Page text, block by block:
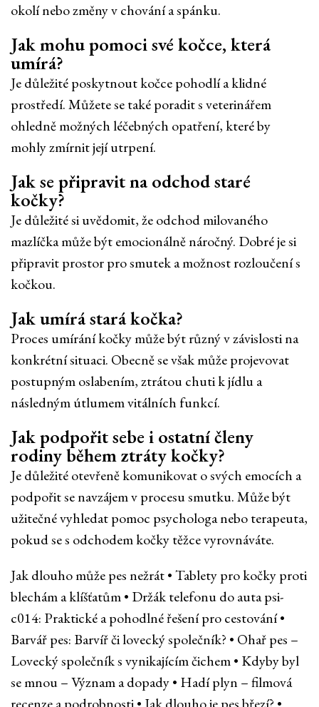
okolí nebo změny v chování a spánku.
Jak mohu pomoci své kočce, která
umírá?
Je důležité poskytnout kočce pohodlí a klidné
prostředí. Můžete se také poradit s veterinářem
ohledně možných léčebných opatření, které by
mohly zmírnit její utrpení.
Jak se připravit na odchod staré
kočky?
Je důležité si uvědomit, že odchod milovaného
mazlíčka může být emocionálně náročný. Dobré je si
připravit prostor pro smutek a možnost rozloučení s
kočkou.
Jak umírá stará kočka?
Proces umírání kočky může být různý v závislosti na
konkrétní situaci. Obecně se však může projevovat
postupným oslabením, ztrátou chuti k jídlu a
následným útlumem vitálních funkcí.
Jak podpořit sebe i ostatní členy
rodiny během ztráty kočky?
Je důležité otevřeně komunikovat o svých emocích a
podpořit se navzájem v procesu smutku. Může být
užitečné vyhledat pomoc psychologa nebo terapeuta,
pokud se s odchodem kočky těžce vyrovnáváte.
Jak dlouho může pes nežrát•Tablety pro kočky proti
blechám a klíšťatům• Držák telefonu do auta psi-
c014: Praktické a pohodlné řešení pro cestování•
Barvář pes: Barvíř či lovecký společník? • Ohař pes –
Lovecký společník s vynikajícím čichem• Kdyby byl
se mnou – Význam a dopady• Hadí plyn – filmová